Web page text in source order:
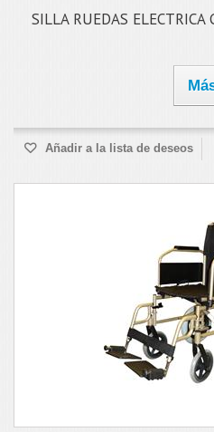
SILLA RUEDAS
Añadir a la lista de deseos